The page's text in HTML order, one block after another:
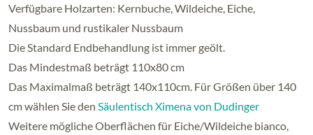
Verfügbare Holzarten: Kernbuche, Wildeiche, Eiche,
Nussbaum und rustikaler Nussbaum
Die Standard Endbehandlung ist immer geölt.
Das Mindestmaß beträgt 110x80 cm
Das Maximalmaß beträgt 140x110cm. Für Größen über 140
cm wählen Sie den Säulentisch Ximena von Dudinger
Weitere mögliche Oberflächen für Eiche/Wildeiche bianco,